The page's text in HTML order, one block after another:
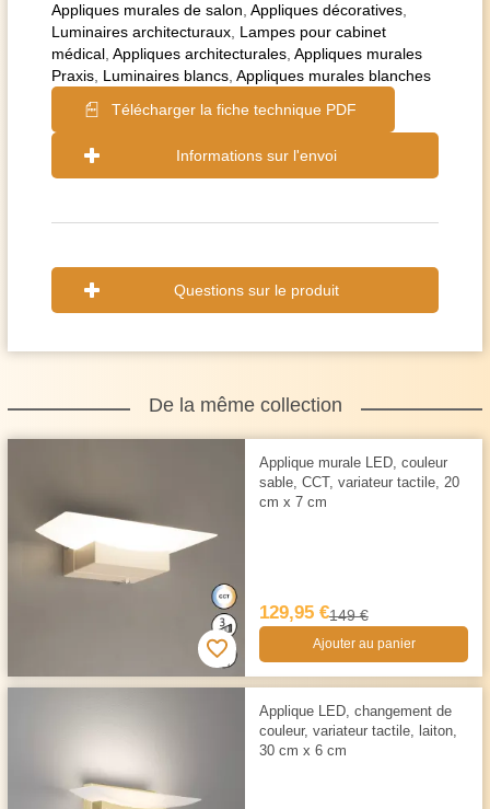
Appliques murales de salon Appliques décoratives
Luminaires architecturaux Lampes pour cabinet
médical Appliques architecturales Appliques murales
Praxis Luminaires blancs Appliques murales blanches
Télécharger la fiche technique PDF
Informations sur l'envoi
Questions sur le produit
De la même collection
Applique murale LED, couleur
sable, CCT, variateur tactile, 20
cm x 7 cm
129,95 €149 €
Ajouter au panier
Applique LED, changement de
couleur, variateur tactile, laiton,
30 cm x 6 cm